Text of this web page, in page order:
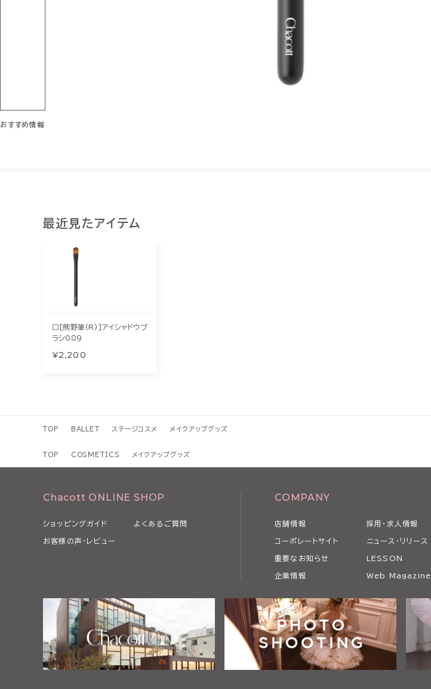
おすすめ情報
最近見たアイテム
□[熊野筆(R)]アイシャドウブ
ラシ089
¥2,200
TOP BALLET ステージコスメ メイクアップグッズ
TOP COSMETICS メイクアップグッズ
Chacott ONLINE SHOP
ショッピングガイド よくあるご質問
お客様の声・レビュー
COMPANY
店舗情報
コーポレートサイト
重要なお知らせ
企業情報
採用・求人情報
ニュース・リリース
LESSON
Web Magazine